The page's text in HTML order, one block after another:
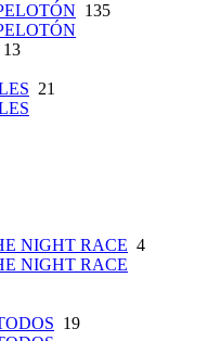
135
13
21
NIGHT RACE 4
NIGHT RACE
19